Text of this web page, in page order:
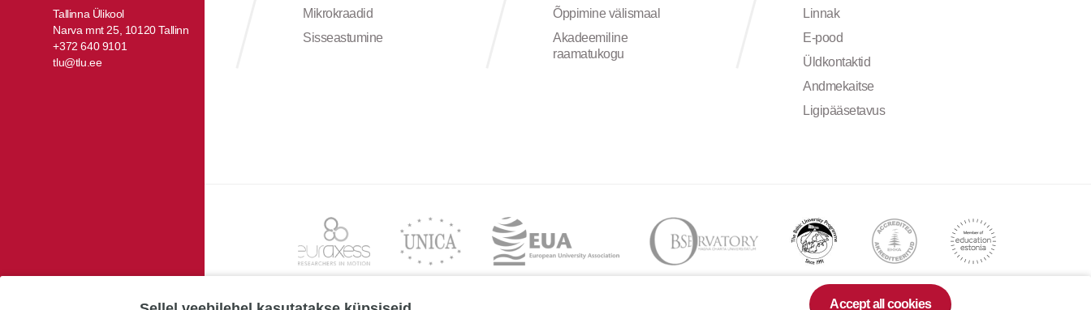
Tallinna Ülikool
Narva mnt 25, 10120 Tallinn
+372 640 9101
tlu@tlu.ee
Mikrokraadid
Sisseastumine
Õppimine välismaal
Akadeemiline
raamatukogu
Linnak
E-pood
Üldkontaktid
Andmekaitse
Ligipääsetavus
Accept all cookies